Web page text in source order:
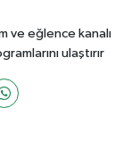
ve eğlence kanalı
ulaştırır